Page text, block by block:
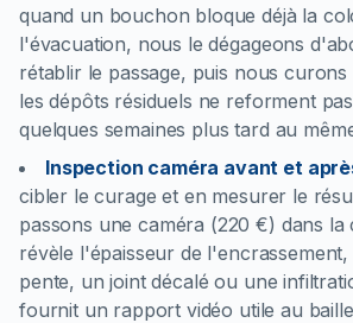
quand un bouchon bloque déjà la
l'évacuation, nous le dégageons
rétablir le passage, puis nous curons
les dépôts résiduels ne reforment
quelques semaines plus tard au
Inspection caméra avant et
cibler le curage et en mesurer le
passons une caméra (220 €) dans la
révèle l'épaisseur de
pente, un joint décalé ou une
fournit un rapport vidéo utile au